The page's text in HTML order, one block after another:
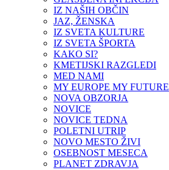
IZ NAŠIH OBČIN
JAZ, ŽENSKA
IZ SVETA KULTURE
IZ SVETA ŠPORTA
KAKO SI?
KMETIJSKI RAZGLEDI
MED NAMI
MY EUROPE MY FUTURE
NOVA OBZORJA
NOVICE
NOVICE TEDNA
POLETNI UTRIP
NOVO MESTO ŽIVI
OSEBNOST MESECA
PLANET ZDRAVJA